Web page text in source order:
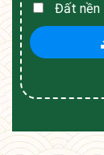
Đất nền